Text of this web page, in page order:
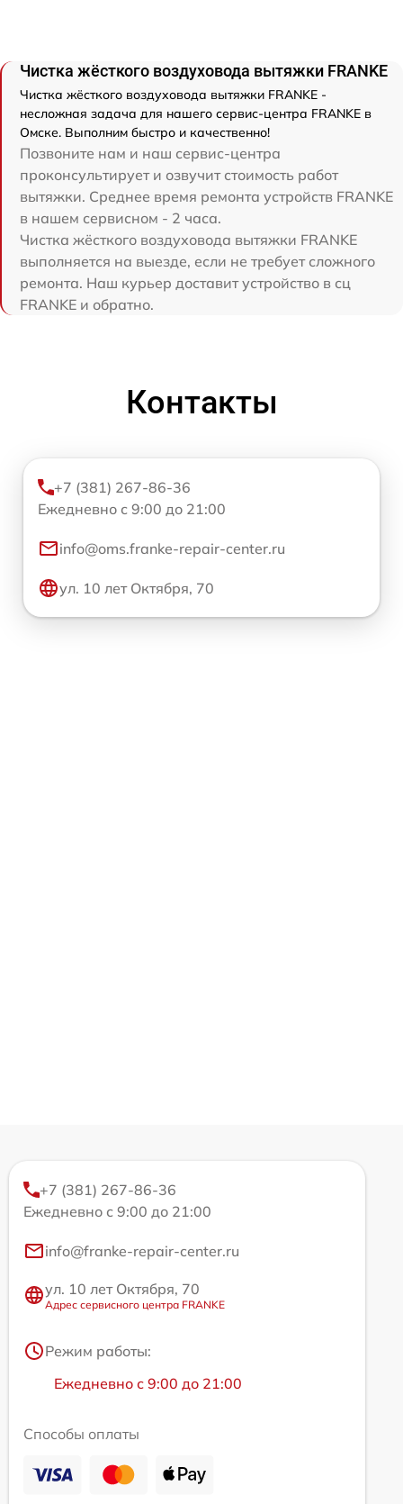
Чистка жёсткого воздуховода вытяжки FRANKE
Чистка жёсткого воздуховода вытяжки FRANKE -
несложная задача для нашего сервис-центра FRANKE в
Омске. Выполним быстро и качественно!
Позвоните нам и наш сервис-центра
проконсультирует и озвучит стоимость работ
вытяжки. Среднее время ремонта устройств FRANKE
в нашем сервисном - 2 часа.
Чистка жёсткого воздуховода вытяжки FRANKE
выполняется на выезде, если не требует сложного
ремонта. Наш курьер доставит устройство в сц
FRANKE и обратно.
Контакты
+7 (381) 267-86-36
Ежедневно с 9:00 до 21:00
info@oms.franke-repair-center.ru
ул. 10 лет Октября, 70
+7 (381) 267-86-36
Ежедневно с 9:00 до 21:00
info@franke-repair-center.ru
ул. 10 лет Октября, 70
Адрес сервисного центра FRANKE
Режим работы:
Ежедневно с 9:00 до 21:00
Способы оплаты